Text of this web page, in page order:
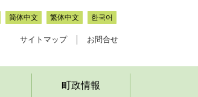
简体中文 繁体中文 한국어
サイトマップ お問合せ
町政情報